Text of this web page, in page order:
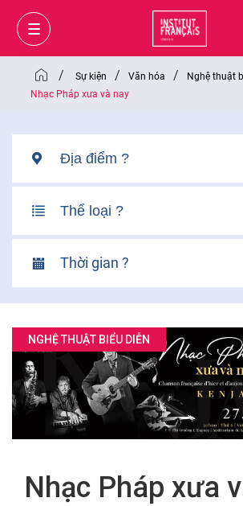
GIỎ HÀNG ĐĂNG NHẬP
/ Sự kiện / Văn hóa / Nghệ thuật
Nhạc Pháp xưa và nay
Thời gian ?
NGHỆ THUẬT BIỂU DIỄN
Nhạc Pháp xưa